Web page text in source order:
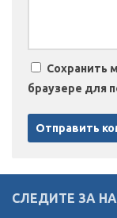
Сохранить
браузере для
СЛЕДИТЕ ЗА